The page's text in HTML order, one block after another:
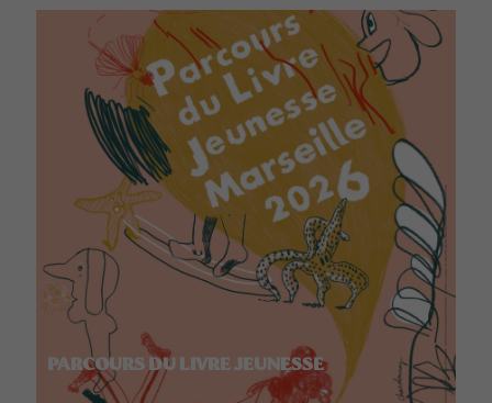
PARCOURS DU LIVRE JEUNESSE